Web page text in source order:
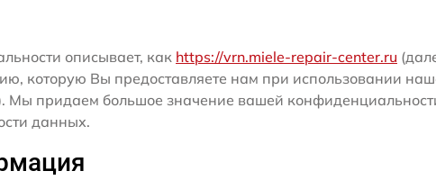
описывает, как https://vrn.miele-repair-center.ru
которую Вы предоставляете нам при использовании
Мы придаем большое значение вашей
данных.